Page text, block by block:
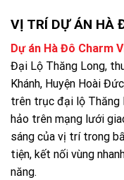
VỊ TRÍ DỰ ÁN HÀ
Dự án Hà Đô Charm
Đại Lộ Thăng Long,
Khánh, Huyện Hoài
trên trục đại lộ Thăng
hảo trên mạng lưới
sáng của vị trí trong
tiện, kết nối vùng
năng.